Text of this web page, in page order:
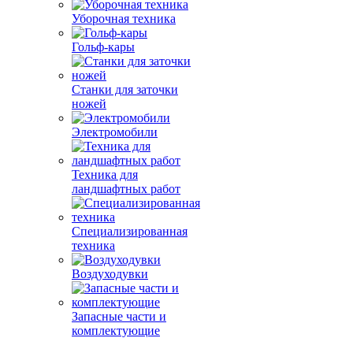
Уборочная техника
Гольф-кары
Станки для заточки
ножей
Электромобили
Техника для
ландшафтных работ
Специализированная
техника
Воздуходувки
Запасные части и
комплектующие